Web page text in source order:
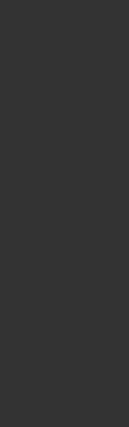
Курс